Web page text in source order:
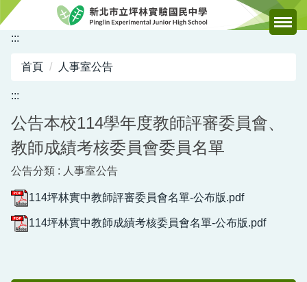
跳
主
容
:::
首頁 人事室公告
:::
公告本校114學年度教師評審委員會、
教師成績考核委員會委員名單
公告分類 : 人事室公告
114坪林實中教師評審委員會名單-公布版.pdf
114坪林實中教師成績考核委員會名單-公布版.pdf